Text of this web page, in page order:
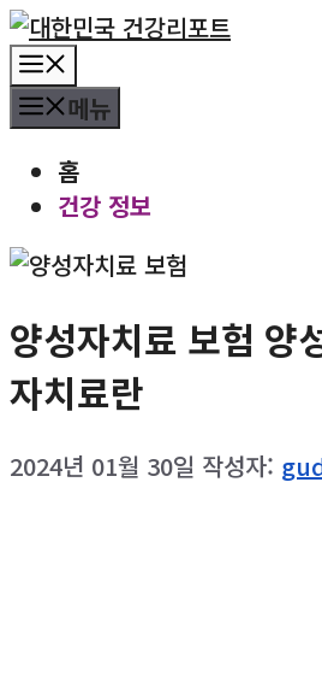
컨
텐
츠
로
기
뉴
메뉴
홈
건강 정보
양성자치료 보험 양
자치료란
2024년 01월 30일 작성자: